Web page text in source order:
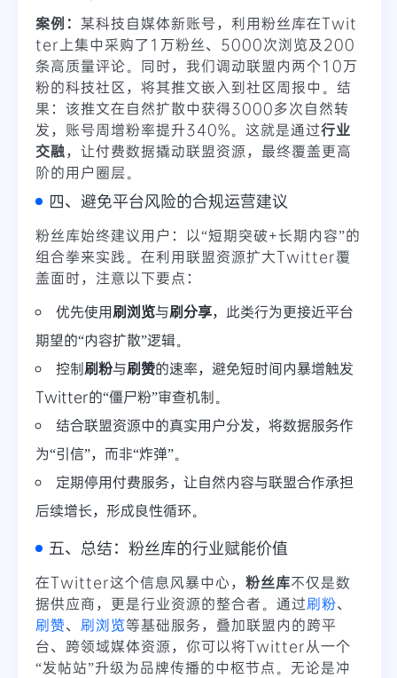
案例： 某科技自媒体新账号，利用粉丝库在Twit
ter上集中采购了1万粉丝、5000次浏览及200
条高质量评论。同时，我们调动联盟内两个10万
粉的科技社区，将其推文嵌入到社区周报中。结
果：该推文在自然扩散中获得3000多次自然转
发，账号周增粉率提升340%。这就是通过行业
交融，让付费数据撬动联盟资源，最终覆盖更高
阶的用户圈层。
四、避免平台风险的合规运营建议
粉丝库始终建议用户：以“短期突破+长期内容”的
组合拳来实践。在利用联盟资源扩大Twitter覆
盖面时，注意以下要点：
优先使用刷浏览与刷分享，此类行为更接近平台
期望的“内容扩散”逻辑。
控制刷粉与刷赞的速率，避免短时间内暴增触发
Twitter的“僵尸粉”审查机制。
结合联盟资源中的真实用户分发，将数据服务作
为“引信”，而非“炸弹”。
定期停用付费服务，让自然内容与联盟合作承担
后续增长，形成良性循环。
五、总结：粉丝库的行业赋能价值
在Twitter这个信息风暴中心， 粉丝库不仅是数
据供应商，更是行业资源的整合者。通过刷粉、
刷赞、 刷浏览等基础服务，叠加联盟内的跨平
台、跨领域媒体资源，你可以将Twitter从一个
“发帖站”升级为品牌传播的中枢节点。无论是冲